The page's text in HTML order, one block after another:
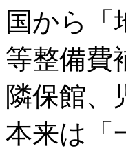
国から「
等整備費
隣保館、
本来は「